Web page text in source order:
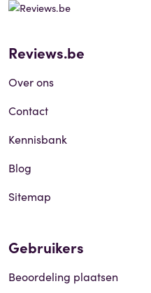
Reviews.be
Over ons
Contact
Kennisbank
Blog
Sitemap
Gebruikers
Beoordeling plaatsen